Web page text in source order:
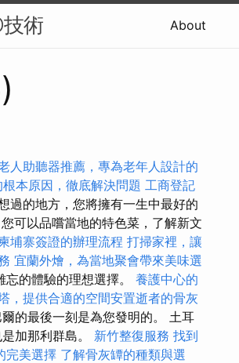
術 About
人助聽器推薦，專為老年人設計的
本原因，徹底解決問題 工商登記
過的地方，您將擁有一生中最好的
您可以品嚐當地的特色菜，了解新文
埔寨簽證的辦理流程 打掃家裡，讓
宜蘭外燴，為當地聚會帶來美味選
的體驗的理想選擇。 養護中心的
，提供合適的空間安置逝者的骨灰
的最後一刻是為您發明的。 土耳
加那利群島。 新竹整復服務 找到
完美選擇 了解骨灰罈的種類與選